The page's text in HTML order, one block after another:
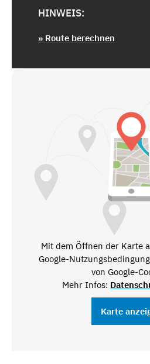
HINWEIS:
» Route berechnen
Mit dem Öffnen der Karte
Google-
von Google-
Mehr Infos:
Karte